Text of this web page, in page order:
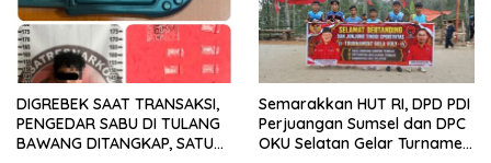
DIGREBEK SAAT TRANSAKSI,
PENGEDAR SABU DI TULANG
BAWANG DITANGKAP, SATU
Semarakkan HUT RI, DPD PDI
Perjuangan Sumsel dan DPC
OKU Selatan Gelar Turnamen